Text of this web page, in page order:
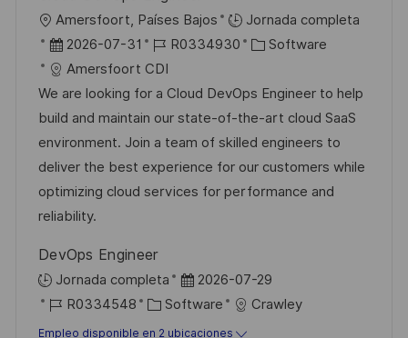
l
i
c
a
c
i
ó
n
U
b
c
a
c
i
ó
n
Amersfoort, Países Bajos
Jornada completa
F
e
c
h
a
d
e
p
b
l
i
2026-07-31
I
D
d
e
e
m
p
o
R0334930
C
t
e
g
o
r
Software
Amersfoort CDI
We are looking for a Cloud DevOps Engineer to help
build and maintain our state-of-the-art cloud SaaS
environment. Join a team of skilled engineers to
deliver the best experience for our customers while
optimizing cloud services for performance and
reliability.
DevOps Engineer
Jornada completa
F
e
c
2026-07-29
I
D
R0334548
C
a
Software Crawley
Empleo disponible en 2 ubicaciones